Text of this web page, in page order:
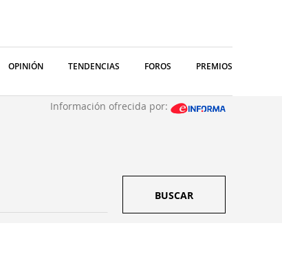
OPINIÓN TENDENCIAS FOROS PREMIOS
Información ofrecida por:
BUSCAR